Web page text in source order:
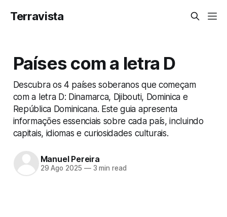
Terravista
Países com a letra D
Descubra os 4 países soberanos que começam
com a letra D: Dinamarca, Djibouti, Dominica e
República Dominicana. Este guia apresenta
informações essenciais sobre cada país, incluindo
capitais, idiomas e curiosidades culturais.
Manuel Pereira
29 Ago 2025 —3 min read